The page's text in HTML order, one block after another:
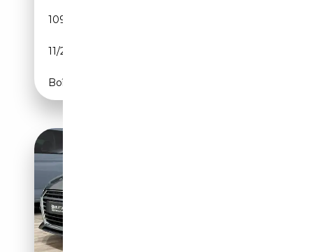
109 000 km
11/2014
Boîte manuelle